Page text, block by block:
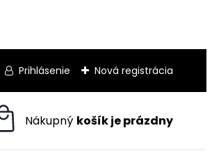
Prihlásenie Nová registrácia